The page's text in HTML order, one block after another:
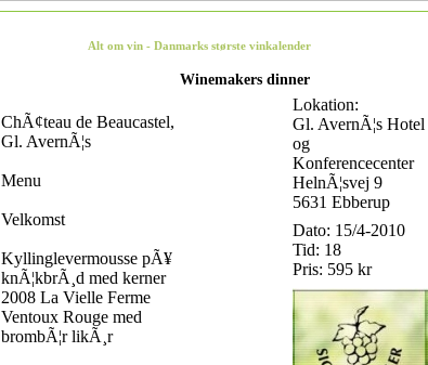
Alt om vin - Danmarks største vinkalender
Winemakers dinner
ChÃ¢teau de Beaucastel,
Gl. AvernÃ¦s
Menu
Velkomst
Kyllinglevermousse pÃ¥
knÃ¦kbrÃ¸d med kerner
2008 La Vielle Ferme
Ventoux Rouge med
brombÃ¦r likÃ¸r
Lokation:
Gl. AvernÃ¦s Hotel
og
Konferencecenter
HelnÃ¦svej 9
5631 Ebberup
Dato: 15/4-2010
Tid: 18
Pris: 595 kr